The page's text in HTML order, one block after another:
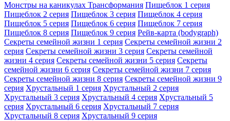
Монстры на каникулах Трансформания Пищеблок 1 серия
Пищеблок 2 серия Пищеблок 3 серия Пищеблок 4 серия
Пищеблок 5 серия Пищеблок 6 серия Пищеблок 7 серия
Пищеблок 8 серия Пищеблок 9 серия Рейв-карта (bodygraph)
Секреты семейной жизни 1 серия Секреты семейной жизни 2
серия Секреты семейной жизни 3 серия Секреты семейной
жизни 4 серия Секреты семейной жизни 5 серия Секреты
семейной жизни 6 серия Секреты семейной жизни 7 серия
Секреты семейной жизни 8 серия Секреты семейной жизни 9
серия Хрустальный 1 серия Хрустальный 2 серия
Хрустальный 3 серия Хрустальный 4 серия Хрустальный 5
серия Хрустальный 6 серия Хрустальный 7 серия
Хрустальный 8 серия Хрустальный 9 серия